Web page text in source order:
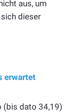
aus, um
dieser
erwartet
(bis dato 34,19)